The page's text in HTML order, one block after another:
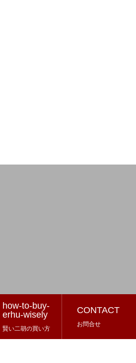
how-to-buy-
erhu-wisely
賢い二胡の買い方
CONTACT
お問合せ